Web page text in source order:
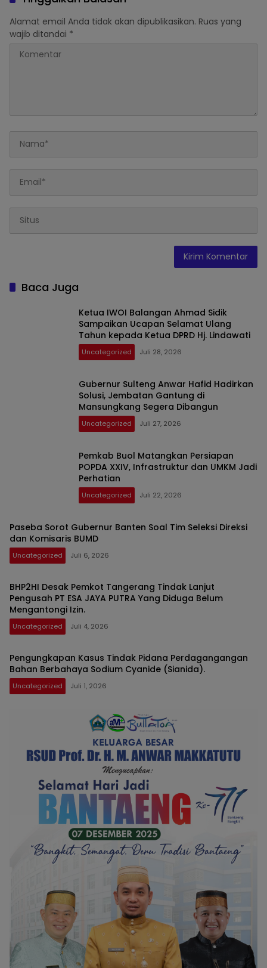
Alamat email Anda tidak akan dipublikasikan. Ruas yang
wajib ditandai *
Baca Juga
Ketua IWOI Balangan Ahmad Sidik
Sampaikan Ucapan Selamat Ulang
Tahun kepada Ketua DPRD Hj. Lindawati
Uncategorized Juli 28, 2026
Gubernur Sulteng Anwar Hafid Hadirkan
Solusi, Jembatan Gantung di
Mansungkang Segera Dibangun
Uncategorized Juli 27, 2026
Pemkab Buol Matangkan Persiapan
POPDA XXIV, Infrastruktur dan UMKM Jadi
Perhatian
Uncategorized Juli 22, 2026
Paseba Sorot Gubernur Banten Soal Tim Seleksi Direksi
dan Komisaris BUMD
Uncategorized Juli 6, 2026
BHP2HI Desak Pemkot Tangerang Tindak Lanjut
Pengusah PT ESA JAYA PUTRA Yang Diduga Belum
Mengantongi Izin.
Uncategorized Juli 4, 2026
Pengungkapan Kasus Tindak Pidana Perdagangangan
Bahan Berbahaya Sodium Cyanide (Sianida).
Uncategorized Juli 1, 2026